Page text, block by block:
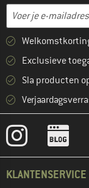
E-mailadres
Vul je e-mailadres
Exclusieve
Sla producten
KLANTENSERVICE